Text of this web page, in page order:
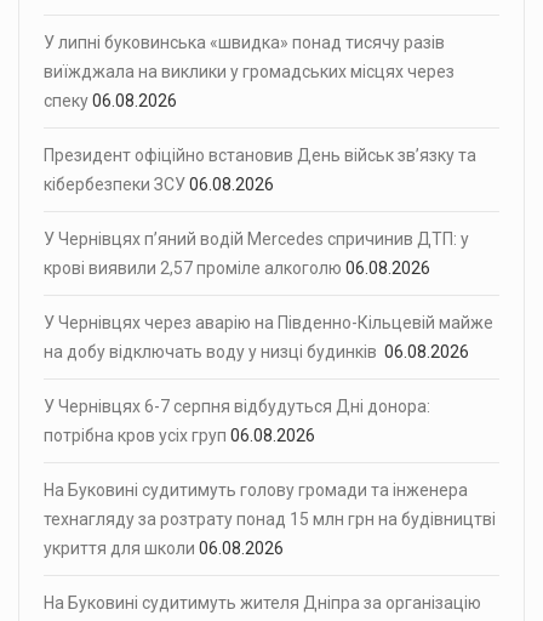
У липні буковинська «швидка» понад тисячу разів
виїжджала на виклики у громадських місцях через
спеку06.08.2026
Президент офіційно встановив День військ зв’язку та
кібербезпеки ЗСУ06.08.2026
У Чернівцях п’яний водій Mercedes спричинив ДТП: у
крові виявили 2,57 проміле алкоголю 06.08.2026
У Чернівцях через аварію на Південно-Кільцевій майже
на добу відключать воду у низці будинків 06.08.2026
У Чернівцях 6-7 серпня відбудуться Дні донора:
потрібна кров усіх груп 06.08.2026
На Буковині судитимуть голову громади та інженера
технагляду за розтрату понад 15 млн грн на будівництві
укриття для школи 06.08.2026
На Буковині судитимуть жителя Дніпра за організацію